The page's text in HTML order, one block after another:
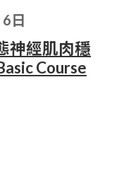
日
神經肌肉穩
Course